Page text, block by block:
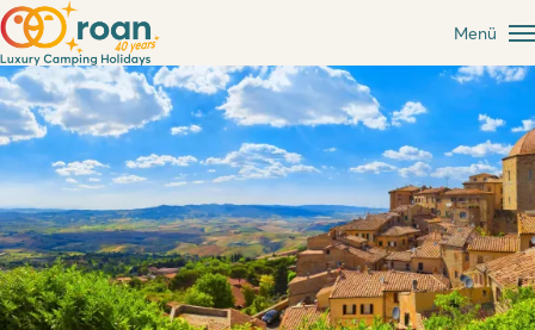
Menü